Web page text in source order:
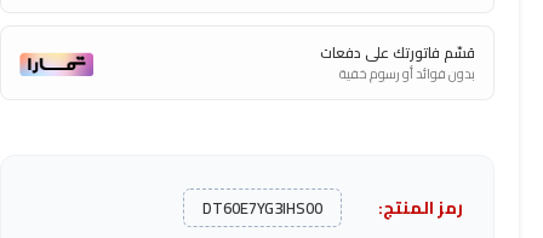
قسّم فاتورتك على دفعات
بدون فوائد أو رسوم خفية
رمز المنتج: DT60E7YG3IHS00